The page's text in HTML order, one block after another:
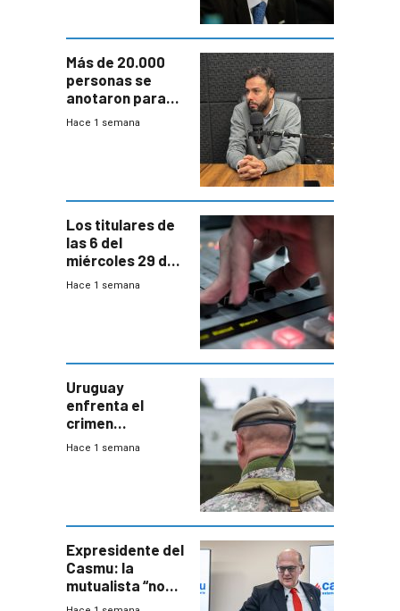
Más de 20.000
personas se
anotaron para
las pruebas
Hace 1 semana
Los titulares de
las 6 del
miércoles 29 de
julio de 2026
Hace 1 semana
Uruguay
enfrenta el
crimen
organizado con
seguridad
Hace 1 semana
Expresidente del
Casmu: la
mutualista “no
está para pagar”